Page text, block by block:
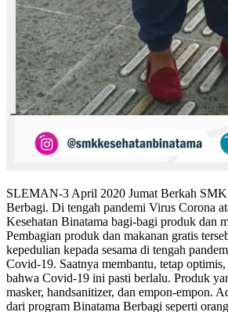
SLEMAN-3 April 2020 Jumat Berkah SMK
Berbagi. Di tengah pandemi Virus Corona
Kesehatan Binatama bagi-bagi produk dan
Pembagian produk dan makanan gratis
kepedulian kepada sesama di tengah
Covid-19. Saatnya membantu, tetap optimis,
bahwa Covid-19 ini pasti berlalu. Produk
masker, handsanitizer, dan empon-empon.
dari program Binatama Berbagi seperti